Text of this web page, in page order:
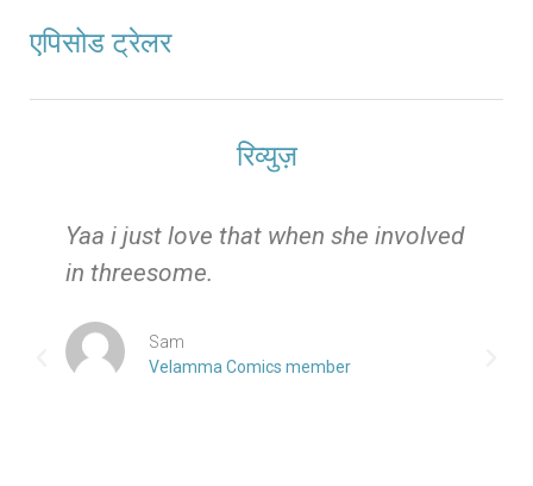
एपिसोड ट्रेलर
रिव्युज़
Yaa i just love that when she involved
in threesome.
Sam
Velamma Comics member